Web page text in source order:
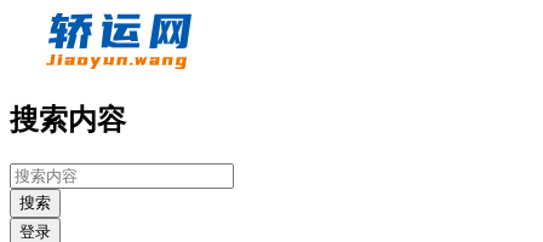
搜索内容
搜索
登录